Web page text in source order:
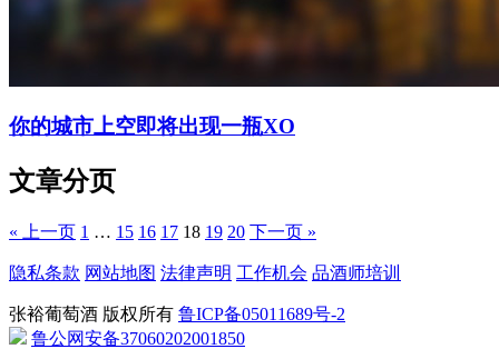
你的城市上空即将出现一瓶XO
文章分页
« 上一页 1 … 15 16 17 18 19 20 下一页 »
隐私条款 网站地图 法律声明 工作机会 品酒师培训
张裕葡萄酒 版权所有 鲁ICP备05011689号-2
鲁公网安备37060202001850